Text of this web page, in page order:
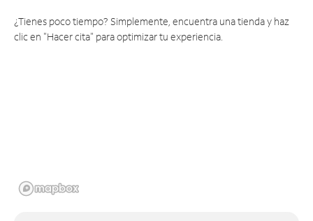
¿Tienes poco tiempo? Simplemente, encuentra una tienda y haz
clic en "Hacer cita" para optimizar tu experiencia.